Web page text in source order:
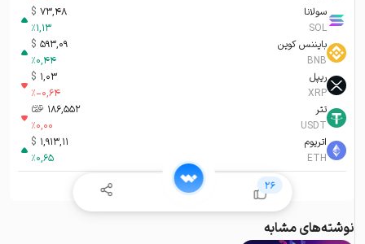
26
سولانا
SOL
73,48
$
%1,13
بایننس کوین
BNB
593,09
$
%0,44
ریپل
XRP
1,03
$
%-0,64
تتر
USDT
186,552 تومان-ء
%0,00
اتریوم
ETH
1,913,11
$
%0,65
آخرین بروزرسانی:۱۷ مرداد ۱۴۰۵ ۰۴:۴۶
نوشته‌های مشابه